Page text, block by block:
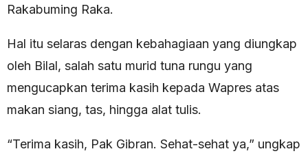
Rakabuming Raka.
Hal itu selaras dengan kebahagiaan yang diungkap
oleh Bilal, salah satu murid tuna rungu yang
mengucapkan terima kasih kepada Wapres atas
makan siang, tas, hingga alat tulis.
“Terima kasih, Pak Gibran. Sehat-sehat ya,” ungkap